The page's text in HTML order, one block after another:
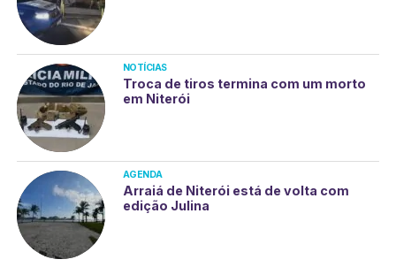
NOTÍCIAS
Troca de tiros termina com um morto
em Niterói
AGENDA
Arraiá de Niterói está de volta com
edição Julina